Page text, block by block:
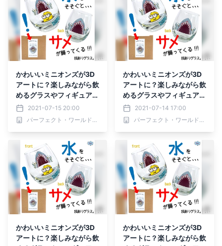
かわいいミニオンズが3D
アートに？楽しみながら飲
めるグラスやフィギュア付
きマグカップ
2021-07-15 20:00
パーフェクト・ワールド株式会社
かわいいミニオンズが3D
アートに？楽しみながら飲
めるグラスやフィギュア付
きマグカップ
2021-07-14 17:00
パーフェクト・ワールド株式会社
かわいいミニオンズが3D
アートに？楽しみながら飲
かわいいミニオンズが3D
アートに？楽しみながら飲